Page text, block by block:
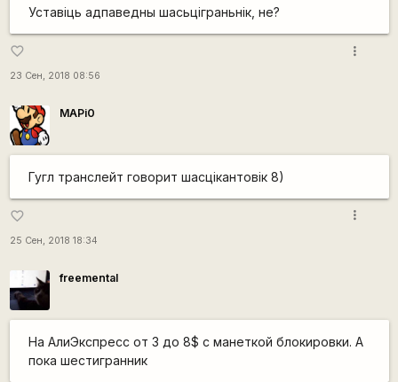
Уставіць адпаведны шасьціграньнік, не?
favorite_border
23 Сен, 2018 08:56
more_vert
MAPi0
Гугл транслейт говорит шасцікантовік 8)
favorite_border
25 Сен, 2018 18:34
more_vert
freemental
На АлиЭкспресс от 3 до 8$ с манеткой блокировки. А
пока шестигранник